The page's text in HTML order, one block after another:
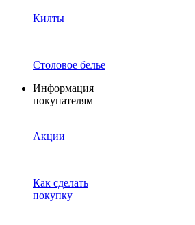
Килты
Столовое белье
Информация
покупателям
Акции
Как сделать
покупку